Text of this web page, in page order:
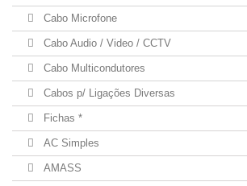
Cabo Microfone
Cabo Audio / Video / CCTV
Cabo Multicondutores
Cabos p/ Ligações Diversas
Fichas *
AC Simples
AMASS